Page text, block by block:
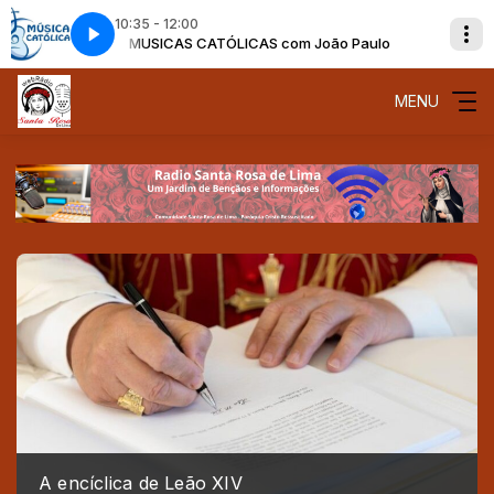
10:35 - 12:00
MUSICAS CATÓLICAS com João Paulo
Deus Padre Cleidimar Moreira - Eu Espero em Deus
MENU
A encíclica de Leão XIV